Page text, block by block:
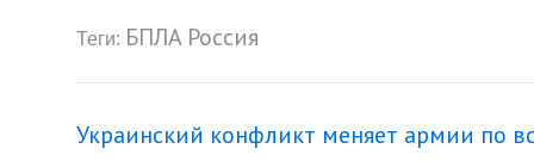
Теги: БПЛА Россия
Украинский конфликт меняет армии по